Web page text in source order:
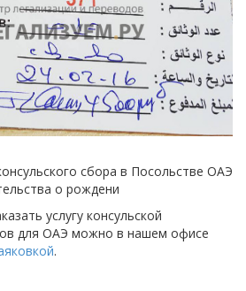
сбора в Посольстве ОАЭ
о рождени
услугу консульской
для ОАЭ можно в нашем офисе
.